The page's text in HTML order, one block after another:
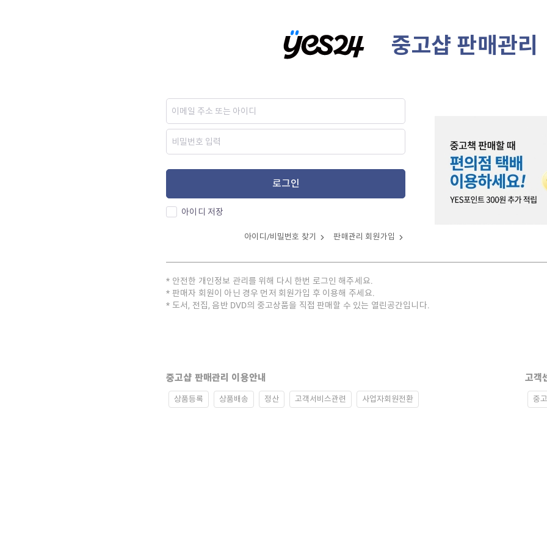
중고샵 판매관리
로그인
아이디 저장
아이디/비밀번호 찾기 판매관리 회원가입
안전한 개인정보 관리를 위해 다시 한번 로그인 해주세요.
판매자 회원이 아닌 경우 먼저 회원가입 후 이용해 주세요.
도서, 전집, 음반 DVD의 중고상품을 직접 판매할 수 있는 열린공간입니다.
중고샵 판매관리 이용안내
상품등록 상품배송 정산 고객서비스관련 사업자회원전환
고객
중